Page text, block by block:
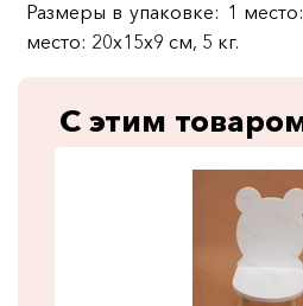
Размеры в упаковке: 1
место: 20х15х9 см, 5 кг.
С этим